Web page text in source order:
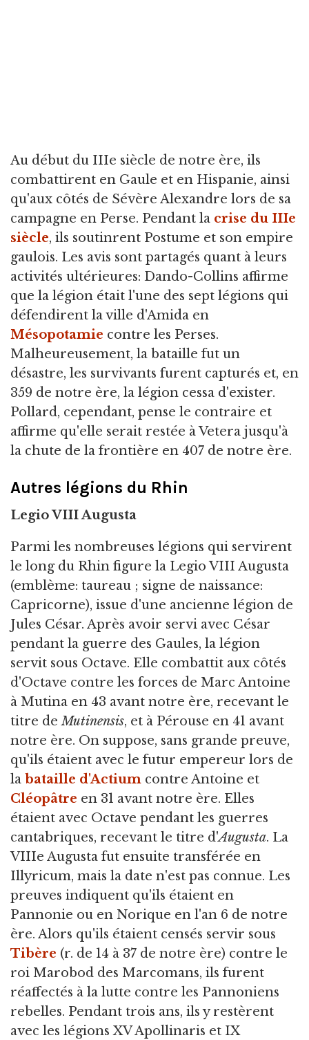
Au début du IIIe siècle de notre ère, ils
combattirent en Gaule et en Hispanie, ainsi
qu'aux côtés de Sévère Alexandre lors de sa
campagne en Perse. Pendant la crise du IIIe
siècle, ils soutinrent Postume et son empire
gaulois. Les avis sont partagés quant à leurs
activités ultérieures: Dando-Collins affirme
que la légion était l'une des sept légions qui
défendirent la ville d'Amida en
Mésopotamie contre les Perses.
Malheureusement, la bataille fut un
désastre, les survivants furent capturés et, en
359 de notre ère, la légion cessa d'exister.
Pollard, cependant, pense le contraire et
affirme qu'elle serait restée à Vetera jusqu'à
la chute de la frontière en 407 de notre ère.
Autres légions du Rhin
Legio VIII Augusta
Parmi les nombreuses légions qui servirent
le long du Rhin figure la Legio VIII Augusta
(emblème: taureau ; signe de naissance:
Capricorne), issue d'une ancienne légion de
Jules César. Après avoir servi avec César
pendant la guerre des Gaules, la légion
servit sous Octave. Elle combattit aux côtés
d'Octave contre les forces de Marc Antoine
à Mutina en 43 avant notre ère, recevant le
titre deMutinensis, et à Pérouse en 41 avant
notre ère. On suppose, sans grande preuve,
qu'ils étaient avec le futur empereur lors de
la bataille d'Actium contre Antoine et
Cléopâtre en 31 avant notre ère. Elles
étaient avec Octave pendant les guerres
cantabriques, recevant le titre d'Augusta. La
VIIIe Augusta fut ensuite transférée en
Illyricum, mais la date n'est pas connue. Les
preuves indiquent qu'ils étaient en
Pannonie ou en Norique en l'an 6 de notre
ère. Alors qu'ils étaient censés servir sous
Tibère (r. de 14 à 37 de notre ère) contre le
roi Marobod des Marcomans, ils furent
réaffectés à la lutte contre les Pannoniens
rebelles. Pendant trois ans, ils y restèrent
avec les légions XV Apollinaris et IX